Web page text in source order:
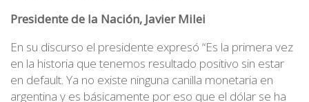
Presidente de la Nación, Javier Milei
En su discurso el presidente expresó “Es la primera vez
en la historia que tenemos resultado positivo sin estar
en default. Ya no existe ninguna canilla monetaria en
argentina y es básicamente por eso que el dólar se ha